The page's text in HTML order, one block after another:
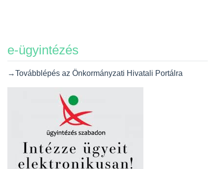
e-ügyintézés
→Továbblépés az Önkormányzati Hivatali Portálra